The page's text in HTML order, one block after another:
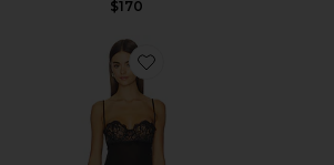
$170
Favorite The Kaycee Mini Dress